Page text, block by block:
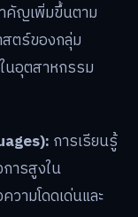
คัญเพิ่มขึ้นตาม
ตร์ของกลุ่ม
นอุตสาหกรรม
การเรียนรู้
ารสูงใน
ามโดดเด่นและ